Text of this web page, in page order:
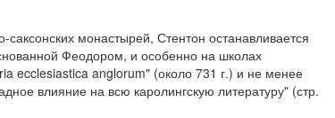
монастырей, Стентон останавливается
Феодором, и особенно на школах
ecclesiastica anglorum" (около 731 г.) и не менее
влияние на всю каролингскую литературу" (стр.